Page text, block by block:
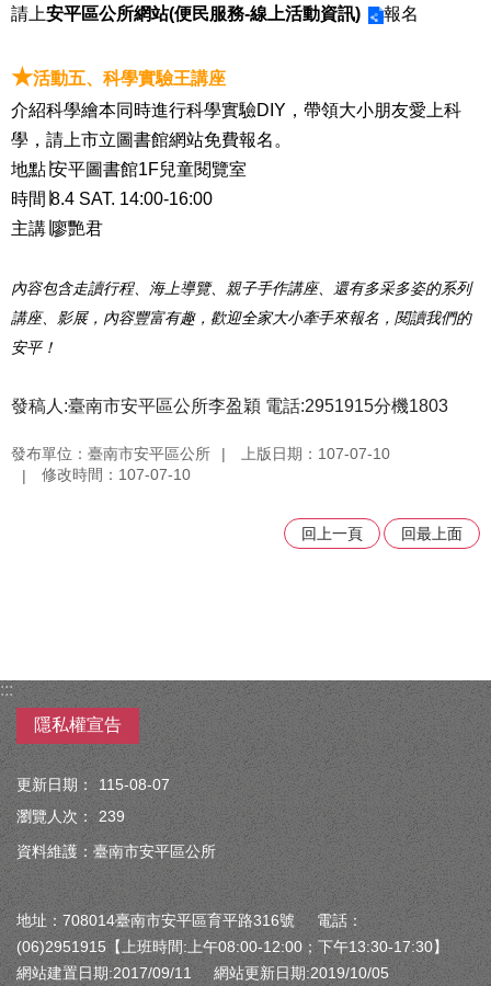
請上安平區公所網站(便民服務-線上活動資訊) 報名
★活動五、科學實驗王講座
介紹科學繪本同時進行科學實驗DIY，帶領大小朋友愛上科
學，請上市立圖書館網站免費報名。
地點∣安平圖書館1F兒童閱覽室
時間∣8.4 SAT. 14:00-16:00
主講∣廖艷君
內容包含走讀行程、海上導覽、親子手作講座、還有多采多姿的系列
講座、影展，內容豐富有趣，歡迎全家大小牽手來報名，閱讀我們的
安平！
發稿人:臺南市安平區公所李盈穎 電話:2951915分機1803
發布單位：臺南市安平區公所
上版日期：107-07-10
修改時間：107-07-10
回上一頁 回最上面
:::
隱私權宣告
更新日期：
115-08-07
瀏覽人次：
239
資料維護：臺南市安平區公所
地址：708014臺南市安平區育平路316號 電話：
(06)2951915【上班時間:上午08:00-12:00；下午13:30-17:30】
網站建置日期:2017/09/11 網站更新日期:2019/10/05